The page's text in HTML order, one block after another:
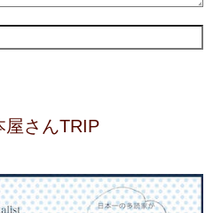
屋さんTRIP